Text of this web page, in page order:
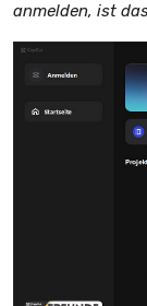
anmelden, ist